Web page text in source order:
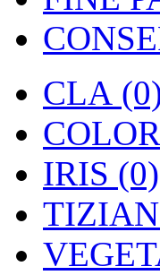
CLA
IRIS (0)